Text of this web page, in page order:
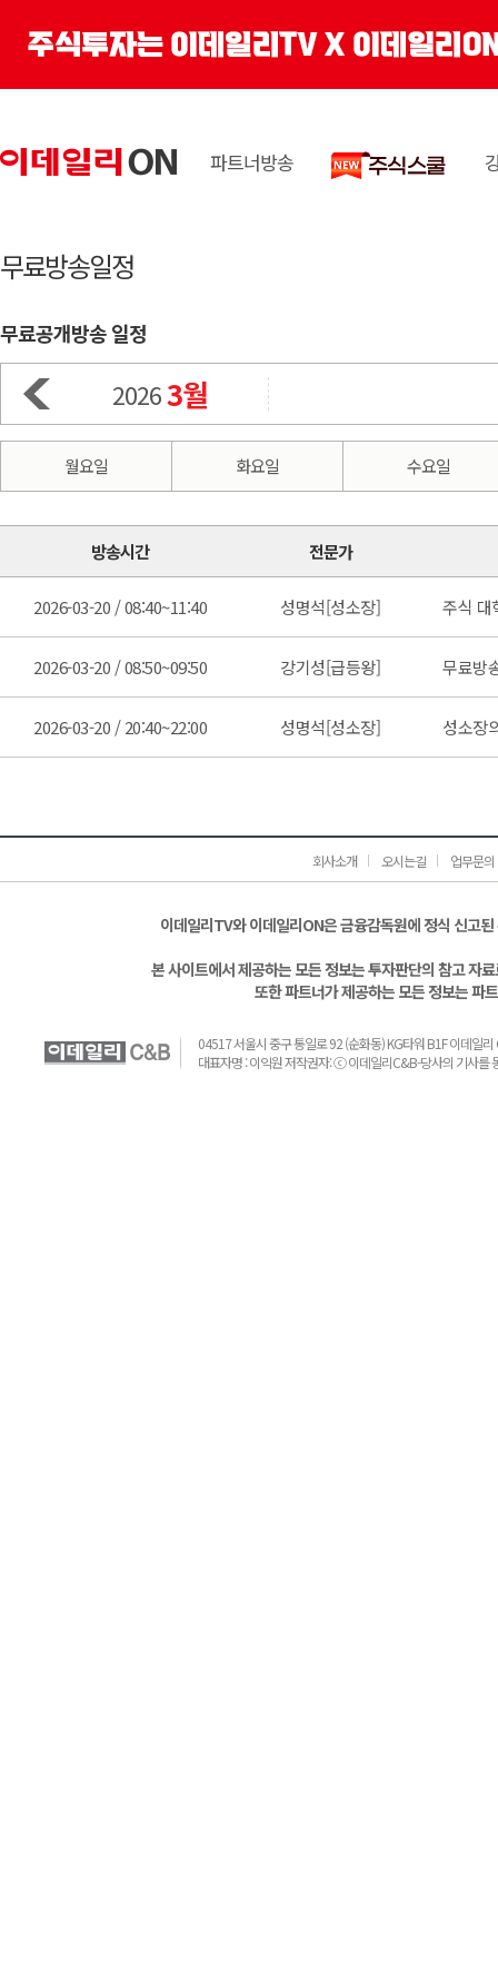
파트너방송
무료방송일정
무료공개방송 일정
20263월
월요일 화요일 수요일
방송시간 전문가
2026-03-20 / 08:40~11:40 성명석[성소장] 주식 대
2026-03-20 / 08:50~09:50 강기성[급등왕] 무료방
2026-03-20 / 20:40~22:00 성명석[성소장] 성소장
회사소개 오시는길 업무문의
이데일리TV와 이데일리ON은 금융감독원에 정식 신고
본 사이트에서 제공하는 모든 정보는 투자판단의 참고 자
또한 파트너가 제공하는 모든 정보는 파
04517 서울시 중구 통일로 92 (순화동) KG타워 B1F 이데일
대표자명 : 이익원 저작권자: ⓒ 이데일리C&B-당사의 기사를